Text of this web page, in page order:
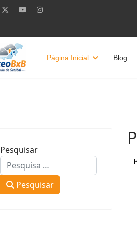
Página Inicial Blog
Pesquisar
Pesquisar